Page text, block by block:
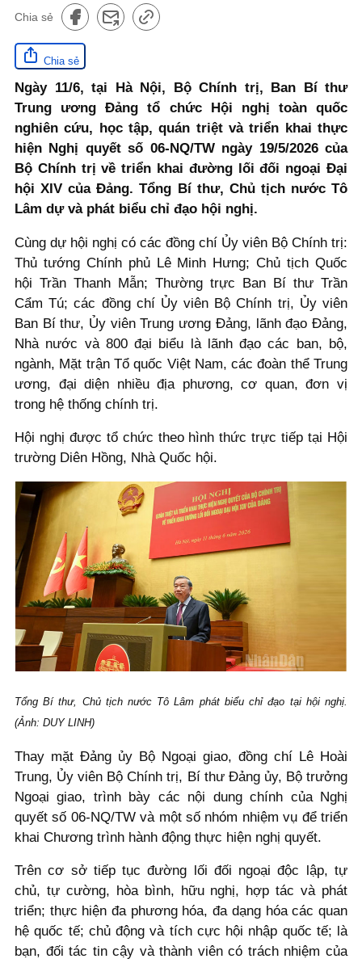
Chia sẻ
Chia sẻ
Ngày 11/6, tại Hà Nội, Bộ Chính trị, Ban Bí thư
Trung ương Đảng tổ chức Hội nghị toàn quốc
nghiên cứu, học tập, quán triệt và triển khai thực
hiện Nghị quyết số 06-NQ/TW ngày 19/5/2026 của
Bộ Chính trị về triển khai đường lối đối ngoại Đại
hội XIV của Đảng. Tổng Bí thư, Chủ tịch nước Tô
Lâm dự và phát biểu chỉ đạo hội nghị.
Cùng dự hội nghị có các đồng chí Ủy viên Bộ Chính trị:
Thủ tướng Chính phủ Lê Minh Hưng; Chủ tịch Quốc
hội Trần Thanh Mẫn; Thường trực Ban Bí thư Trần
Cẩm Tú; các đồng chí Ủy viên Bộ Chính trị, Ủy viên
Ban Bí thư, Ủy viên Trung ương Đảng, lãnh đạo Đảng,
Nhà nước và 800 đại biểu là lãnh đạo các ban, bộ,
ngành, Mặt trận Tổ quốc Việt Nam, các đoàn thể Trung
ương, đại diện nhiều địa phương, cơ quan, đơn vị
trong hệ thống chính trị.
Hội nghị được tổ chức theo hình thức trực tiếp tại Hội
trường Diên Hồng, Nhà Quốc hội.
Tổng Bí thư, Chủ tịch nước Tô Lâm phát biểu chỉ đạo tại hội nghị.
(Ảnh: DUY LINH)
Thay mặt Đảng ủy Bộ Ngoại giao, đồng chí Lê Hoài
Trung, Ủy viên Bộ Chính trị, Bí thư Đảng ủy, Bộ trưởng
Ngoại giao, trình bày các nội dung chính của Nghị
quyết số 06-NQ/TW và một số nhóm nhiệm vụ để triển
khai Chương trình hành động thực hiện nghị quyết.
Trên cơ sở tiếp tục đường lối đối ngoại độc lập, tự
chủ, tự cường, hòa bình, hữu nghị, hợp tác và phát
triển; thực hiện đa phương hóa, đa dạng hóa các quan
hệ quốc tế; chủ động và tích cực hội nhập quốc tế; là
bạn, đối tác tin cậy và thành viên có trách nhiệm của